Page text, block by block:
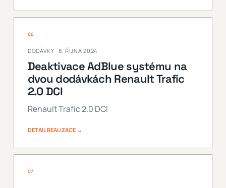
06
DODÁVKY · 8. ŘÍJNA 2024
Deaktivace AdBlue systému na
dvou dodávkách Renault Trafic
2.0 DCI
Renault Trafic 2.0 DCI
DETAIL REALIZACE →
07